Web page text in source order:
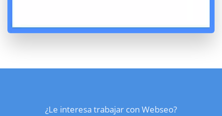
¿Le interesa trabajar con Webseo?